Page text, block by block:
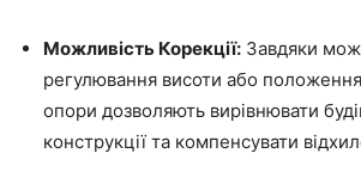
Можливість Корекції: Завдяки
регулювання висоти або
опори дозволяють вирівнювати
конструкції та компенсувати